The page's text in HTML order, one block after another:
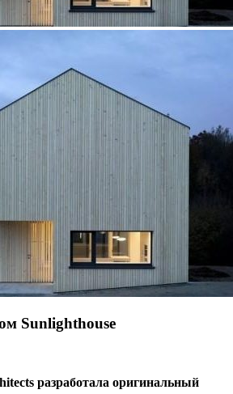
Sunlighthouse
разработала оригинальный